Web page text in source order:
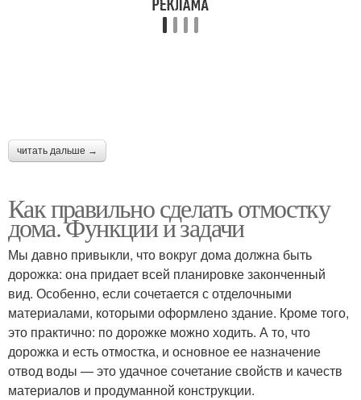
читать дальше →
Как правильно сделать отмостку
дома. Функции и задачи
Мы давно привыкли, что вокруг дома должна быть
дорожка: она придает всей планировке законченный
вид. Особенно, если сочетается с отделочными
материалами, которыми оформлено здание. Кроме того,
это практично: по дорожке можно ходить. А то, что
дорожка и есть отмостка, и основное ее назначение
отвод воды — это удачное сочетание свойств и качеств
материалов и продуманной конструкции.